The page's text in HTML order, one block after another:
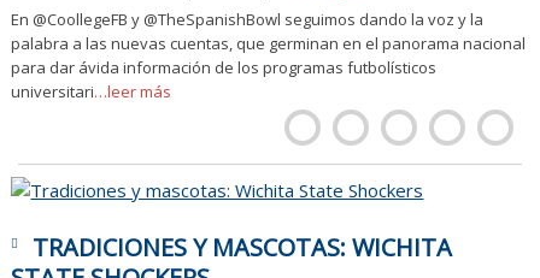
En @CoollegeFB y @TheSpanishBowl seguimos dando la voz y la
palabra a las nuevas cuentas, que germinan en el panorama nacional
para dar ávida información de los programas futbolísticos
universitari…leer más
TRADICIONES Y MASCOTAS: WICHITA